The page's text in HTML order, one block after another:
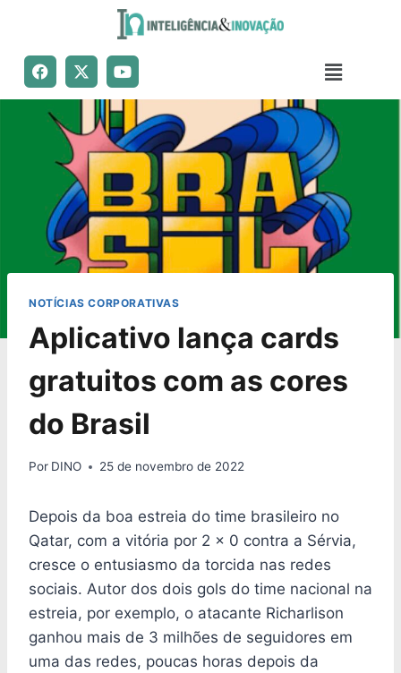
NOTÍCIAS CORPORATIVAS
Aplicativo lança cards
gratuitos com as cores
do Brasil
Por DINO 25 de novembro de 2022
Depois da boa estreia do time brasileiro no
Qatar, com a vitória por 2 x 0 contra a Sérvia,
cresce o entusiasmo da torcida nas redes
sociais. Autor dos dois gols do time nacional na
estreia, por exemplo, o atacante Richarlison
ganhou mais de 3 milhões de seguidores em
uma das redes, poucas horas depois da